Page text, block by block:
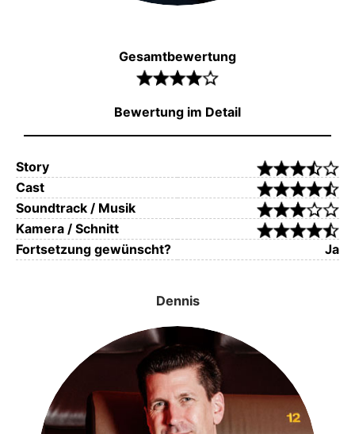
Gesamtbewertung
Bewertung im Detail
Story
Cast
Soundtrack / Musik
Kamera / Schnitt
Fortsetzung gewünscht?
Ja
Dennis